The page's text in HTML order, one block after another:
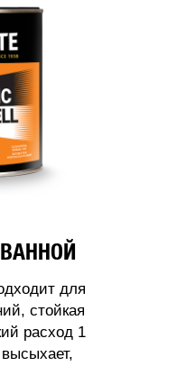
для
стойкая
расход 1